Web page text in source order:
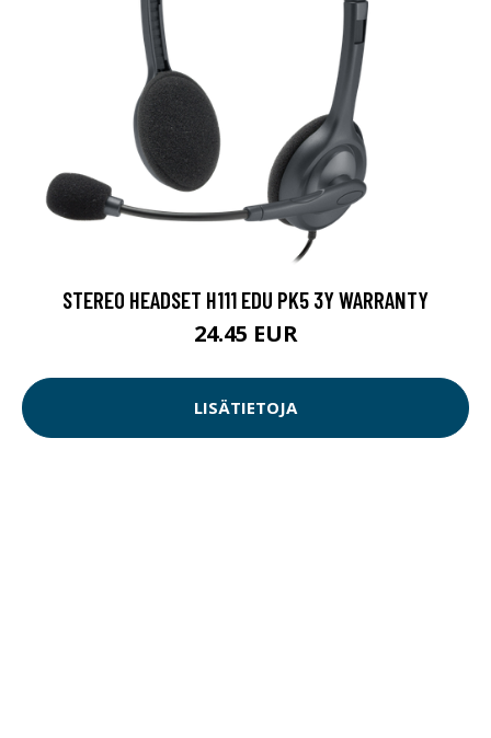
STEREO HEADSET H111 EDU PK5 3Y WARRANTY
24.45 EUR
LISÄTIETOJA